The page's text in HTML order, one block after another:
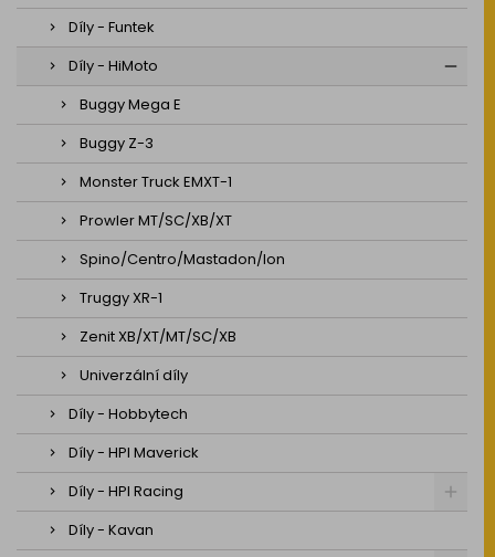
Díly - Funtek
Díly - HiMoto
Buggy Mega E
Buggy Z-3
Monster Truck EMXT-1
Prowler MT/SC/XB/XT
Spino/Centro/Mastadon/Ion
Truggy XR-1
Zenit XB/XT/MT/SC/XB
Univerzální díly
Díly - Hobbytech
Díly - HPI Maverick
Díly - HPI Racing
Díly - Kavan